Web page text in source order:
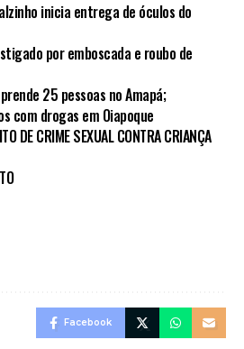
inicia entrega de óculos do
por emboscada e roubo de
25 pessoas no Amapá;
com drogas em Oiapoque
DE CRIME SEXUAL CONTRA CRIANÇA
Facebook